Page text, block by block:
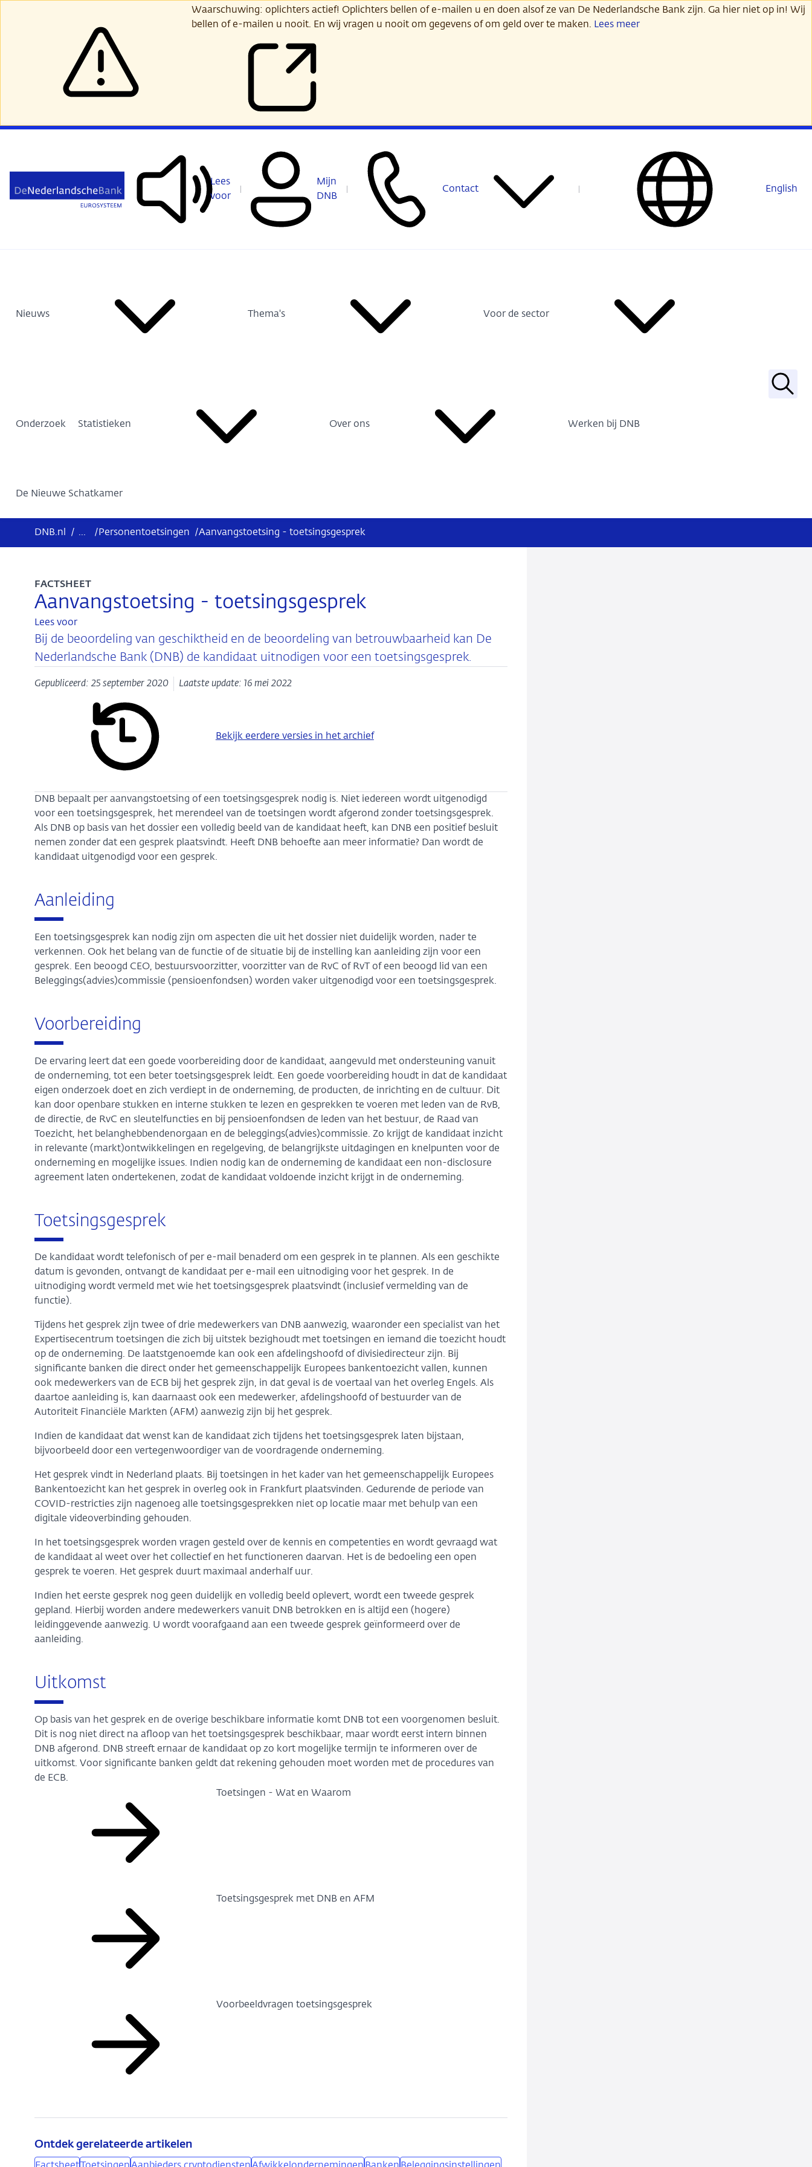
Waarschuwing: oplichters actief! Oplichters bellen of e-mailen u en doen alsof ze van De Nederlandsche Bank zijn. Ga hier niet op in! Wij
bellen of e-mailen u nooit. En wij vragen u nooit om gegevens of om geld over te maken. Lees meer
Lees
voor
Mijn
DNB
Contact English
Nieuws Thema's Voor de sector
Onderzoek Statistieken Over ons Werken bij DNB
De Nieuwe Schatkamer
Zoek
DNB.nl / ... / Personentoetsingen /Aanvangstoetsing - toetsingsgesprek
Aanvangstoetsing - toetsingsgesprek
FACTSHEET
Lees voor
Bij de beoordeling van geschiktheid en de beoordeling van betrouwbaarheid kan De
Nederlandsche Bank (DNB) de kandidaat uitnodigen voor een toetsingsgesprek.
Gepubliceerd: 25 september 2020 Laatste update: 16 mei 2022
Bekijk eerdere versies in het archief
DNB bepaalt per aanvangstoetsing of een toetsingsgesprek nodig is. Niet iedereen wordt uitgenodigd
voor een toetsingsgesprek, het merendeel van de toetsingen wordt afgerond zonder toetsingsgesprek.
Als DNB op basis van het dossier een volledig beeld van de kandidaat heeft, kan DNB een positief besluit
nemen zonder dat een gesprek plaatsvindt. Heeft DNB behoefte aan meer informatie? Dan wordt de
kandidaat uitgenodigd voor een gesprek.
Aanleiding
Een toetsingsgesprek kan nodig zijn om aspecten die uit het dossier niet duidelijk worden, nader te
verkennen. Ook het belang van de functie of de situatie bij de instelling kan aanleiding zijn voor een
gesprek. Een beoogd CEO, bestuursvoorzitter, voorzitter van de RvC of RvT of een beoogd lid van een
Beleggings(advies)commissie (pensioenfondsen) worden vaker uitgenodigd voor een toetsingsgesprek.
Voorbereiding
De ervaring leert dat een goede voorbereiding door de kandidaat, aangevuld met ondersteuning vanuit
de onderneming, tot een beter toetsingsgesprek leidt. Een goede voorbereiding houdt in dat de kandidaat
eigen onderzoek doet en zich verdiept in de onderneming, de producten, de inrichting en de cultuur. Dit
kan door openbare stukken en interne stukken te lezen en gesprekken te voeren met leden van de RvB,
de directie, de RvC en sleutelfuncties en bij pensioenfondsen de leden van het bestuur, de Raad van
Toezicht, het belanghebbendenorgaan en de beleggings(advies)commissie. Zo krijgt de kandidaat inzicht
in relevante (markt)ontwikkelingen en regelgeving, de belangrijkste uitdagingen en knelpunten voor de
onderneming en mogelijke issues. Indien nodig kan de onderneming de kandidaat een non-disclosure
agreement laten ondertekenen, zodat de kandidaat voldoende inzicht krijgt in de onderneming.
Toetsingsgesprek
De kandidaat wordt telefonisch of per e-mail benaderd om een gesprek in te plannen. Als een geschikte
datum is gevonden, ontvangt de kandidaat per e-mail een uitnodiging voor het gesprek. In de
uitnodiging wordt vermeld met wie het toetsingsgesprek plaatsvindt (inclusief vermelding van de
functie).
Tijdens het gesprek zijn twee of drie medewerkers van DNB aanwezig, waaronder een specialist van het
Expertisecentrum toetsingen die zich bij uitstek bezighoudt met toetsingen en iemand die toezicht houdt
op de onderneming. De laatstgenoemde kan ook een afdelingshoofd of divisiedirecteur zijn. Bij
significante banken die direct onder het gemeenschappelijk Europees bankentoezicht vallen, kunnen
ook medewerkers van de ECB bij het gesprek zijn, in dat geval is de voertaal van het overleg Engels. Als
daartoe aanleiding is, kan daarnaast ook een medewerker, afdelingshoofd of bestuurder van de
Autoriteit Financiële Markten (AFM) aanwezig zijn bij het gesprek.
Indien de kandidaat dat wenst kan de kandidaat zich tijdens het toetsingsgesprek laten bijstaan,
bijvoorbeeld door een vertegenwoordiger van de voordragende onderneming.
Het gesprek vindt in Nederland plaats. Bij toetsingen in het kader van het gemeenschappelijk Europees
Bankentoezicht kan het gesprek in overleg ook in Frankfurt plaatsvinden. Gedurende de periode van
COVID-restricties zijn nagenoeg alle toetsingsgesprekken niet op locatie maar met behulp van een
digitale videoverbinding gehouden.
In het toetsingsgesprek worden vragen gesteld over de kennis en competenties en wordt gevraagd wat
de kandidaat al weet over het collectief en het functioneren daarvan. Het is de bedoeling een open
gesprek te voeren. Het gesprek duurt maximaal anderhalf uur.
Indien het eerste gesprek nog geen duidelijk en volledig beeld oplevert, wordt een tweede gesprek
gepland. Hierbij worden andere medewerkers vanuit DNB betrokken en is altijd een (hogere)
leidinggevende aanwezig. U wordt voorafgaand aan een tweede gesprek geïnformeerd over de
aanleiding.
Uitkomst
Op basis van het gesprek en de overige beschikbare informatie komt DNB tot een voorgenomen besluit.
Dit is nog niet direct na afloop van het toetsingsgesprek beschikbaar, maar wordt eerst intern binnen
DNB afgerond. DNB streeft ernaar de kandidaat op zo kort mogelijke termijn te informeren over de
uitkomst. Voor significante banken geldt dat rekening gehouden moet worden met de procedures van
de ECB.
Toetsingen - Wat en Waarom
Toetsingsgesprek met DNB en AFM
Voorbeeldvragen toetsingsgesprek
Ontdek gerelateerde artikelen